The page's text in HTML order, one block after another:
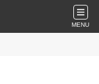
MENU